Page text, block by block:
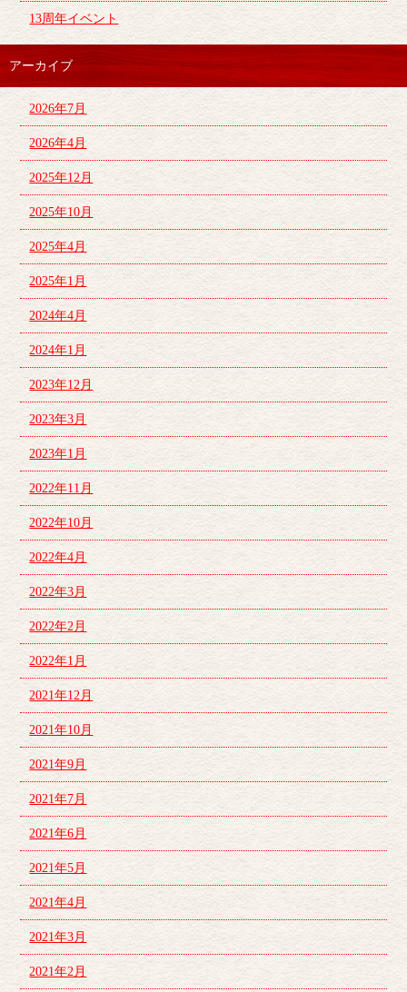
13周年イベント
アーカイブ
2026年7月
2026年4月
2025年12月
2025年10月
2025年4月
2025年1月
2024年4月
2024年1月
2023年12月
2023年3月
2023年1月
2022年11月
2022年10月
2022年4月
2022年3月
2022年2月
2022年1月
2021年12月
2021年10月
2021年9月
2021年7月
2021年6月
2021年5月
2021年4月
2021年3月
2021年2月